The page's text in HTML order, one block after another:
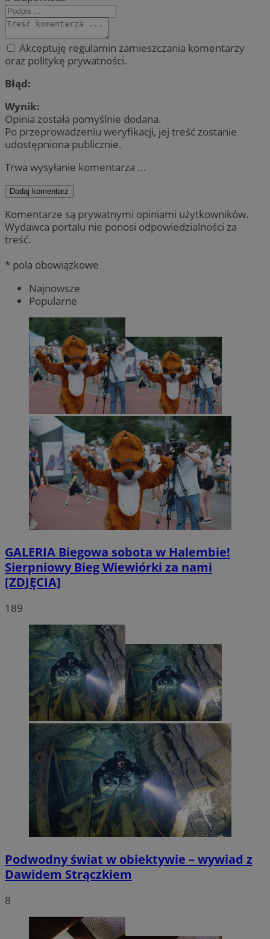
Akceptuję regulamin zamieszczania komentarzy
oraz politykę prywatności.
Błąd:
Wynik:
Opinia została pomyślnie dodana.
Po przeprowadzeniu weryfikacji, jej treść zostanie
udostępniona publicznie.
Trwa wysyłanie komentarza ...
Dodaj komentarz
Komentarze są prywatnymi opiniami użytkowników.
Wydawca portalu nie ponosi odpowiedzialności za
treść.
* pola obowiązkowe
Najnowsze
Popularne
GALERIA Biegowa sobota w Halembie!
Sierpniowy Bieg Wiewiórki za nami
[ZDJĘCIA]
189
Podwodny świat w obiektywie – wywiad z
Dawidem Strączkiem
8